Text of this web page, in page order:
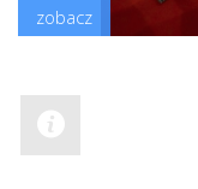
zobacz